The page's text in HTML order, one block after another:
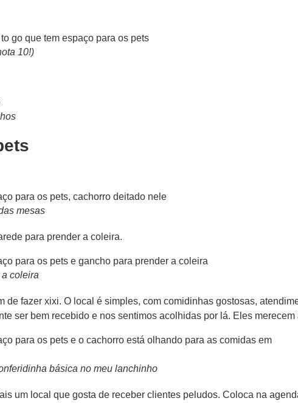
10!)
mesas
para prender a coleira.
coleira
de fazer xixi. O local é simples, com comidinhas gostosas,
ser bem recebido e nos sentimos acolhidas por lá. Eles merecem
básica no meu lanchinho
um local que gosta de receber clientes peludos. Coloca na